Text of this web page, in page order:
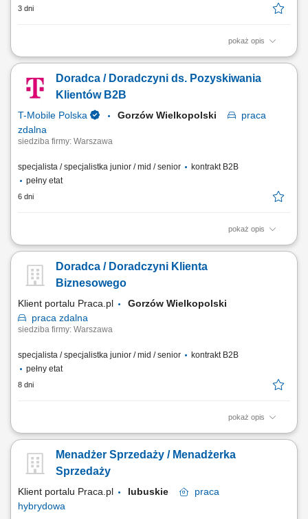
3 dni
pokaż opis
Opis stanowiska: Zapewniamy ciepłą bazę klientów – zainteresowani
klientów, wykonujemy połączenia przez IP-telefon i zapisujemy
wszystkie działania. Kontakt z rodzicem (telefon/SMS), analiza potrzeb
Doradca / Doradczyni ds. Pozyskiwania
Klientów B2B
T-Mobile Polska Gorzów Wielkopolski
praca
zdalna
siedziba firmy: Warszawa
specjalista / specjalistka junior / mid / senior
kontrakt B2B
pełny etat
6 dni
pokaż opis
Zadania, które na Ciebie czekają: Aktywne pozyskiwanie nowych
odpowiedzialnych za decyzje zakupowe; Prowadzenie rozmów
handlowych, spotkań oraz negocjacji z klientami; Identyfikacja potrzeb
Doradca / Doradczyni Klienta
Biznesowego
Klient portalu Praca.pl
Gorzów Wielkopolski
praca zdalna
siedziba firmy: Warszawa
specjalista / specjalistka junior / mid / senior
kontrakt B2B
pełny etat
8 dni
pokaż opis
Aktywne pozyskiwanie nowych klientów z sektora MŚP. Budowanie
handlowych, prezentacji oraz negocjacji biznesowych. Analiza potrzeb
klientów i przygotowywanie dopasowanych rozwiązań z zakresu usług
Menadżer Sprzedaży / Menadżerka
Sprzedaży
Klient portalu Praca.pl lubuskie
praca
hybrydowa